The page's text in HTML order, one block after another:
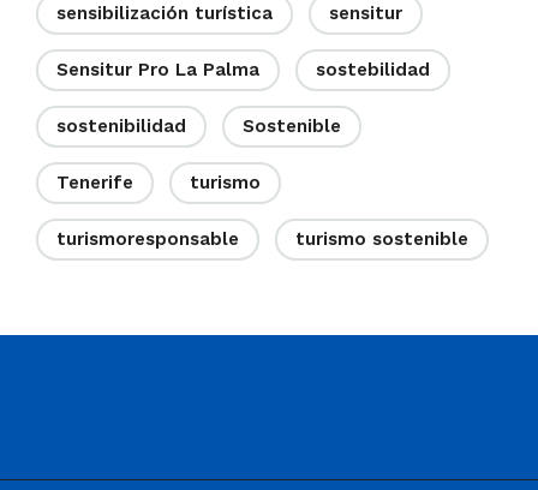
sensibilización turística sensitur
Sensitur Pro La Palma sostebilidad
sostenibilidad Sostenible
Tenerife turismo
turismoresponsable turismo sostenible